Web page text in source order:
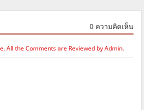
0 ความคิดเห็น
All the Comments are Reviewed by Admin.